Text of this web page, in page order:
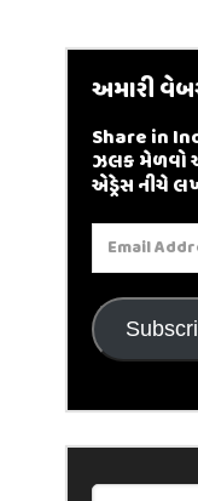
અમારી
Share in
ઝલક મેળવો
એડ્રેસ નીચે
Email
Address